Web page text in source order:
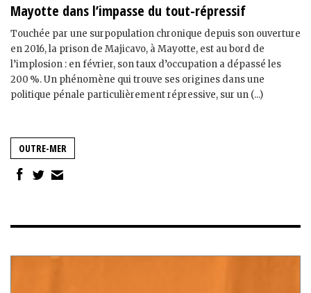
Mayotte dans l’impasse du tout-répressif
Touchée par une surpopulation chronique depuis son ouverture
en 2016, la prison de Majicavo, à Mayotte, est au bord de
l’implosion : en février, son taux d’occupation a dépassé les
200 %. Un phénomène qui trouve ses origines dans une
politique pénale particulièrement répressive, sur un (...)
OUTRE-MER